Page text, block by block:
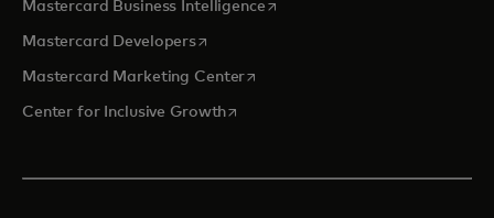
Mastercard Business Intelligenceopens in a new tab
Mastercard Developersopens in a new tab
Mastercard Marketing Centeropens in a new tab
Center for Inclusive Growthopens in a new tab